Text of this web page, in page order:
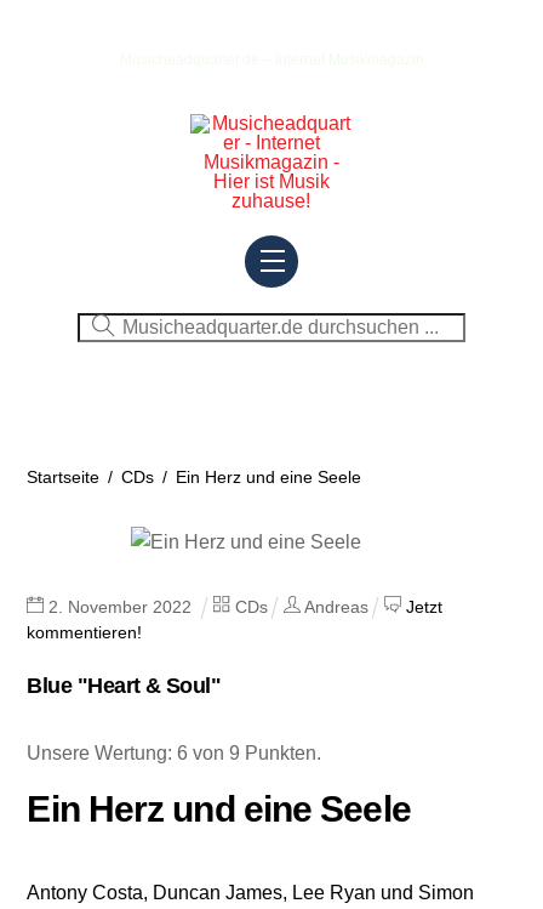
Menu
Startseite / CDs / Ein Herz und eine Seele
2 November 2022 CDs Andreas
Jetzt
kommentieren!
Blue "Heart & Soul"
Unsere Wertung: 6 von 9 Punkten.
Ein Herz und eine Seele
Antony Costa, Duncan James, Lee Ryan und Simon